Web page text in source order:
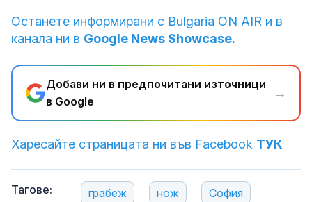
Останете информирани с Bulgaria ON AIR и в
канала ни в Google News Showcase.
Добави ни в предпочитани източници
в Google
→
Харесайте страницата ни във Facebook ТУК
Тагове: грабеж нож София